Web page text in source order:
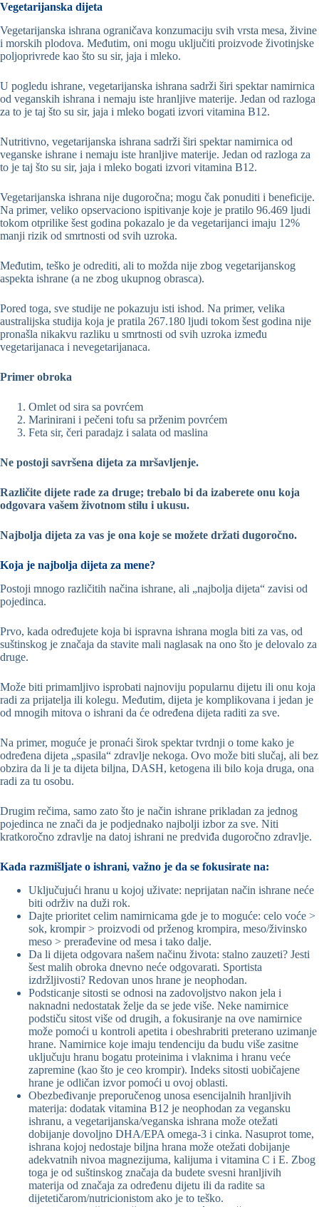
Vegetarijanska dijeta
Vegetarijanska ishrana ograničava konzumaciju svih vrsta mesa, živine
i morskih plodova. Međutim, oni mogu uključiti proizvode životinjske
poljoprivrede kao što su sir, jaja i mleko.
U pogledu ishrane, vegetarijanska ishrana sadrži širi spektar namirnica
od veganskih ishrana i nemaju iste hranljive materije. Jedan od razloga
za to je taj što su sir, jaja i mleko bogati izvori vitamina B12.
Nutritivno, vegetarijanska ishrana sadrži širi spektar namirnica od
veganske ishrane i nemaju iste hranljive materije. Jedan od razloga za
to je taj što su sir, jaja i mleko bogati izvori vitamina B12.
Vegetarijanska ishrana nije dugoročna; mogu čak ponuditi i beneficije.
Na primer, veliko opservaciono ispitivanje koje je pratilo 96.469 ljudi
tokom otprilike šest godina pokazalo je da vegetarijanci imaju 12%
manji rizik od smrtnosti od svih uzroka.
Međutim, teško je odrediti, ali to možda nije zbog vegetarijanskog
aspekta ishrane (a ne zbog ukupnog obrasca).
Pored toga, sve studije ne pokazuju isti ishod. Na primer, velika
australijska studija koja je pratila 267.180 ljudi tokom šest godina nije
pronašla nikakvu razliku u smrtnosti od svih uzroka između
vegetarijanaca i nevegetarijanaca.
Primer obroka
Omlet od sira sa povrćem
Marinirani i pečeni tofu sa prženim povrćem
Feta sir, čeri paradajz i salata od maslina
Ne postoji savršena dijeta za mršavljenje.
Različite dijete rade za druge; trebalo bi da izaberete onu koja
odgovara vašem životnom stilu i ukusu.
Najbolja dijeta za vas je ona koje se možete držati dugoročno.
Koja je najbolja dijeta za mene?
Postoji mnogo različitih načina ishrane, ali „najbolja dijeta“ zavisi od
pojedinca.
Prvo, kada određujete koja bi ispravna ishrana mogla biti za vas, od
suštinskog je značaja da stavite mali naglasak na ono što je delovalo za
druge.
Može biti primamljivo isprobati najnoviju popularnu dijetu ili onu koja
radi za prijatelja ili kolegu. Međutim, dijeta je komplikovana i jedan je
od mnogih mitova o ishrani da će određena dijeta raditi za sve.
Na primer, moguće je pronaći širok spektar tvrdnji o tome kako je
određena dijeta „spasila“ zdravlje nekoga. Ovo može biti slučaj, ali bez
obzira da li je ta dijeta biljna, DASH, ketogena ili bilo koja druga, ona
radi za tu osobu.
Drugim rečima, samo zato što je način ishrane prikladan za jednog
pojedinca ne znači da je podjednako najbolji izbor za sve. Niti
kratkoročno zdravlje na datoj ishrani ne predviđa dugoročno zdravlje.
Kada razmišljate o ishrani, važno je da se fokusirate na:
Uključujući hranu u kojoj uživate: neprijatan način ishrane neće
biti održiv na duži rok.
Dajte prioritet celim namirnicama gde je to moguće: celo voće >
sok, krompir > proizvodi od prženog krompira, meso/živinsko
meso > prerađevine od mesa i tako dalje.
Da li dijeta odgovara našem načinu života: stalno zauzeti? Jesti
šest malih obroka dnevno neće odgovarati. Sportista
izdržljivosti? Redovan unos hrane je neophodan.
Podsticanje sitosti se odnosi na zadovoljstvo nakon jela i
naknadni nedostatak želje da se jede više. Neke namirnice
podstiču sitost više od drugih, a fokusiranje na ove namirnice
može pomoći u kontroli apetita i obeshrabriti preterano uzimanje
hrane. Namirnice koje imaju tendenciju da budu više zasitne
uključuju hranu bogatu proteinima i vlaknima i hranu veće
zapremine (kao što je ceo krompir). Indeks sitosti uobičajene
hrane je odličan izvor pomoći u ovoj oblasti.
Obezbeđivanje preporučenog unosa esencijalnih hranljivih
materija: dodatak vitamina B12 je neophodan za vegansku
ishranu, a vegetarijanska/veganska ishrana može otežati
dobijanje dovoljno DHA/EPA omega-3 i cinka. Nasuprot tome,
ishrana kojoj nedostaje biljna hrana može otežati dobijanje
adekvatnih nivoa magnezijuma, kalijuma i vitamina C i E. Zbog
toga je od suštinskog značaja da budete svesni hranljivih
materija od značaja za određenu dijetu ili da radite sa
dijetetičarom/nutricionistom ako je to teško.